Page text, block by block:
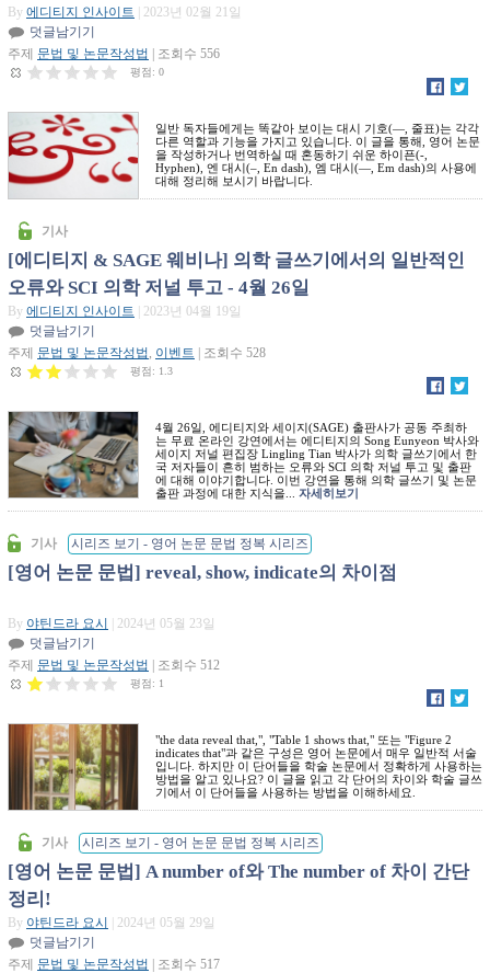
By 에디티지 인사이트 | 2023년 02월 21일
덧글남기기
주제 문법 및 논문작성법 | 조회수 556
평점: 0
일반 독자들에게는 똑같아 보이는 대시 기호(—, 줄표)는 각각
다른 역할과 기능을 가지고 있습니다. 이 글을 통해, 영어 논문
을 작성하거나 번역하실 때 혼동하기 쉬운 하이픈(-,
Hyphen), 엔 대시(–, En dash), 엠 대시(—, Em dash)의 사용에
대해 정리해 보시기 바랍니다.
기사
[에디티지 & SAGE 웨비나] 의학 글쓰기에서의 일반적인
오류와 SCI 의학 저널 투고 - 4월 26일
By 에디티지 인사이트 | 2023년 04월 19일
덧글남기기
주제 문법 및 논문작성법 이벤트 | 조회수 528
평점: 1.3
4월 26일, 에디티지와 세이지(SAGE) 출판사가 공동 주최하
는 무료 온라인 강연에서는 에디티지의 Song Eunyeon 박사와
세이지 저널 편집장 Lingling Tian 박사가 의학 글쓰기에서 한
국 저자들이 흔히 범하는 오류와 SCI 의학 저널 투고 및 출판
에 대해 이야기합니다. 이번 강연을 통해 의학 글쓰기 및 논문
출판 과정에 대한 지식을... 자세히보기
기사 시리즈 보기 - 영어 논문 문법 정복 시리즈
[영어 논문 문법] reveal, show, indicate의 차이점
By 야틴드라 요시 | 2024년 05월 23일
덧글남기기
주제 문법 및 논문작성법 | 조회수 512
평점: 1
"the data reveal that,", "Table 1 shows that," 또는 "Figure 2
indicates that"과 같은 구성은 영어 논문에서 매우 일반적 서술
입니다. 하지만 이 단어들을 학술 논문에서 정확하게 사용하는
방법을 알고 있나요? 이 글을 읽고 각 단어의 차이와 학술 글쓰
기에서 이 단어들을 사용하는 방법을 이해하세요.
기사 시리즈 보기 - 영어 논문 문법 정복 시리즈
[영어 논문 문법] A number of와 The number of 차이 간단
정리!
By 야틴드라 요시 | 2024년 05월 29일
덧글남기기
주제 문법 및 논문작성법 | 조회수 517